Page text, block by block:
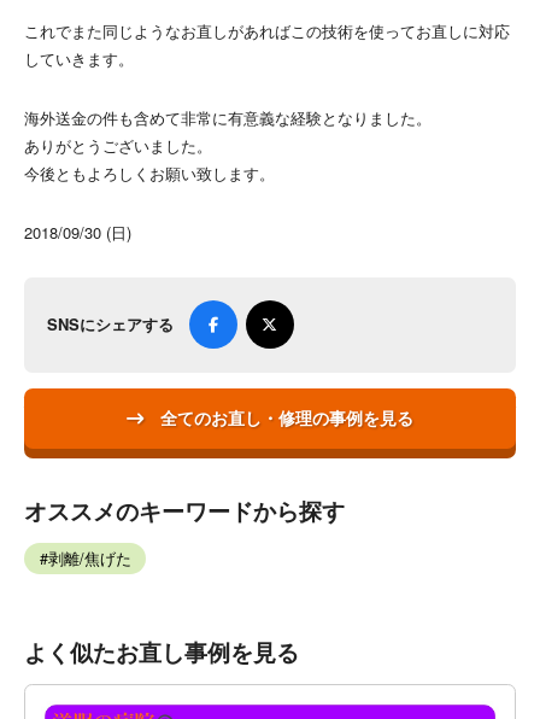
これでまた同じようなお直しがあればこの技術を使ってお直しに対応
していきます。
海外送金の件も含めて非常に有意義な経験となりました。
ありがとうございました。
今後ともよろしくお願い致します。
2018/09/30 (日)
SNSにシェアする
全てのお直し・修理の事例を見る
オススメのキーワードから探す
剥離/焦げた
よく似たお直し事例を見る